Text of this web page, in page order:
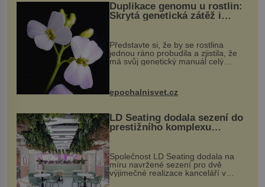
Duplikace genomu u rostlin:
Skrytá genetická zátěž i
Představte si, že by se rostlina
jednou ráno probudila a zjistila, že
má svůj genetický manuál celý
vstupenka...
epochalnisvet.cz
LD Seating dodala sezení do
prestižního komplexu
MediaCityUK v Salfordu
Společnost LD Seating dodala na
míru navržené sezení pro dvě
výjimečné realizace kanceláří v
areálu MediaCityUK v anglickém